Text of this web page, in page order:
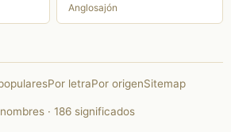
Anglosajón
Por letraPor origenSitemap
· 186 significados